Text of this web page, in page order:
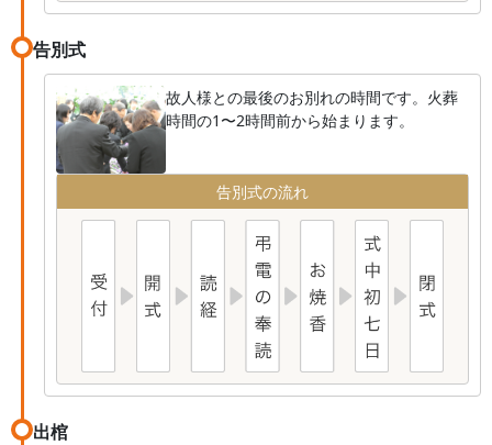
告別式
故人様との最後のお別れの時間です。火葬
時間の1〜2時間前から始まります。
告別式の流れ
出棺